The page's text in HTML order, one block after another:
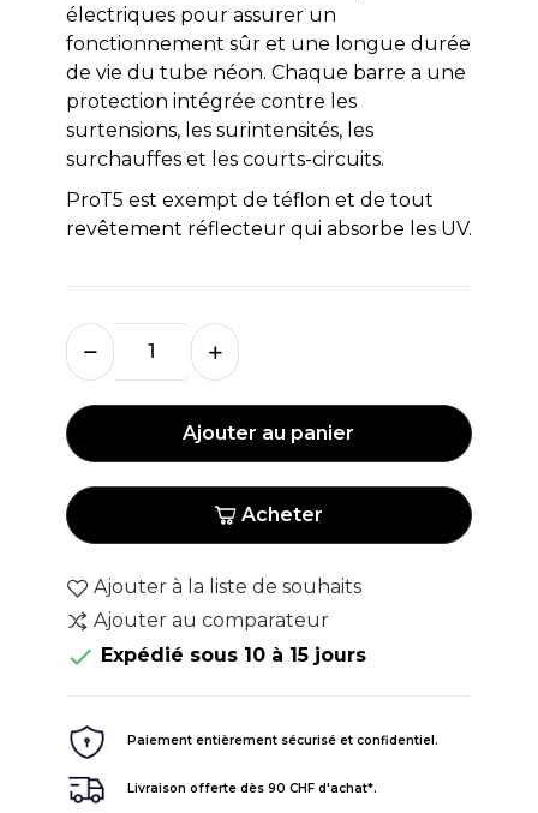
électriques pour assurer un
fonctionnement sûr et une longue durée
de vie du tube néon. Chaque barre a une
protection intégrée contre les
surtensions, les surintensités, les
surchauffes et les courts-circuits.
ProT5 est exempt de téflon et de tout
revêtement réflecteur qui absorbe les UV.
Ajouter au panier
Acheter
Ajouter à la liste de souhaits
Ajouter au comparateur
 Expédié sous 10 à 15 jours
Paiement entièrement sécurisé et confidentiel.
Livraison offerte dès 90 CHF d'achat*.